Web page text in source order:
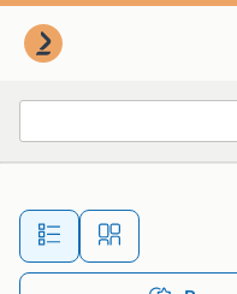
Alle